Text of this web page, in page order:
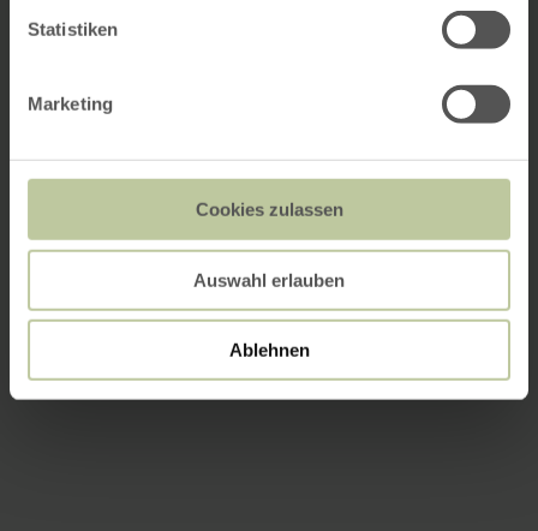
Statistiken
Marketing
Cookies zulassen
Auswahl erlauben
Ablehnen